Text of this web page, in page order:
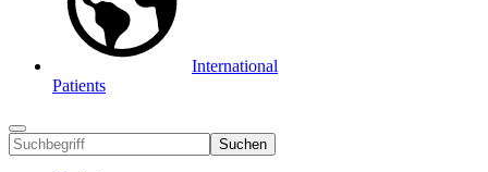
International
Patients
Suchen